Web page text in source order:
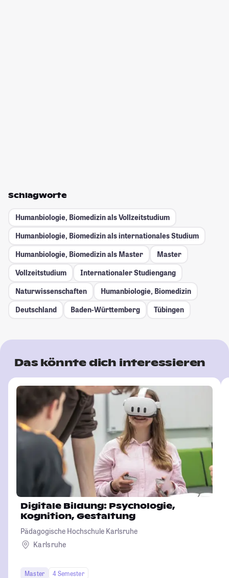
Schlagworte
Humanbiologie, Biomedizin als Vollzeitstudium
Humanbiologie, Biomedizin als internationales Studium
Humanbiologie, Biomedizin als Master
Master
Vollzeitstudium
Internationaler Studiengang
Naturwissenschaften
Humanbiologie, Biomedizin
Deutschland
Baden-Württemberg Tübingen
Das könnte dich interessieren
Digitale Bildung: Psychologie,
Kognition, Gestaltung
Pädagogische Hochschule Karlsruhe
Karlsruhe
Master
4 Semester